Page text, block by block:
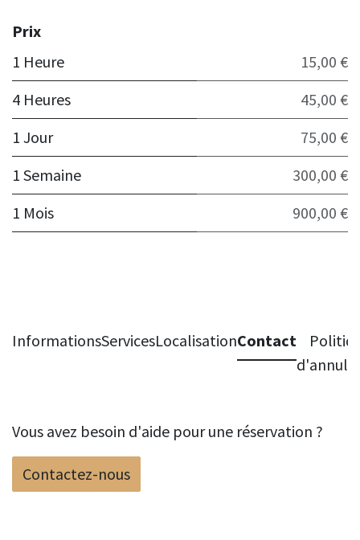
Prix
1 Heure
15,00 €
4 Heures
45,00 €
1 Jour
75,00 €
1 Semaine
300,00 €
1 Mois
900,00 €
InformationsServicesLocalisationContact
Vous avez besoin d'aide pour une réservation ?
Contactez-nous